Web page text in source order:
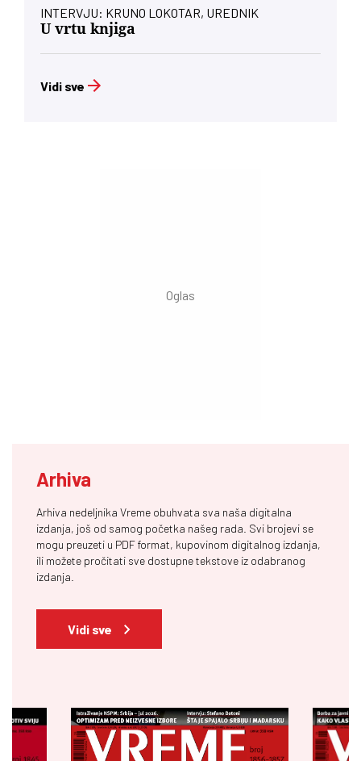
INTERVJU: KRUNO LOKOTAR, UREDNIK
U vrtu knjiga
Vidi sve
Arhiva
Arhiva nedeljnika Vreme obuhvata sva naša digitalna
izdanja, još od samog početka našeg rada. Svi brojevi se
mogu preuzeti u PDF format, kupovinom digitalnog izdanja,
ili možete pročitati sve dostupne tekstove iz odabranog
izdanja.
Vidi sve